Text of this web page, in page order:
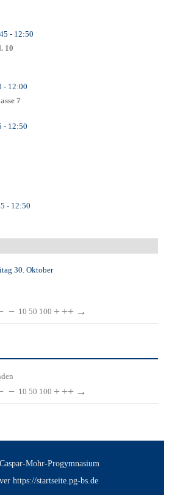
- 12:50
10
- 12:00
7
- 12:50
- 12:50
30. Oktober
− 10 50 100 + ++ →
− 10 50 100 + ++ →
Mohr-Progymnasium
https://startseite.pg-bs.de